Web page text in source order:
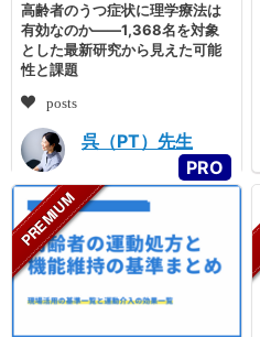
高齢者のうつ症状に理学療法は
有効なのか――1,368名を対象
とした最新研究から見えた可能
性と課題
posts
呉（PT）先生